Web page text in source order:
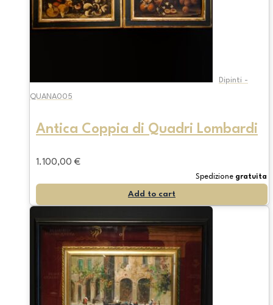
Dipinti -
QUANA005
Antica Coppia di Quadri Lombardi
1.100,00 €
Spedizione gratuita
Add to cart